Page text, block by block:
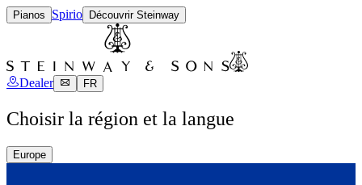
Pianos Spirio Découvrir Steinway
Dealer FR
Choisir la région et la langue
Europe